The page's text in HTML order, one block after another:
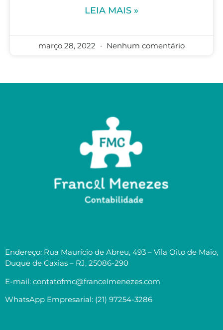
LEIA MAIS »
março 28, 2022 Nenhum comentário
Endereço: Rua Maurício de Abreu, 493 – Vila Oito de Maio,
Duque de Caxias – RJ, 25086-290
E-mail: contatofmc@francelmenezes.com
WhatsApp Empresarial: (21) 97254-3286